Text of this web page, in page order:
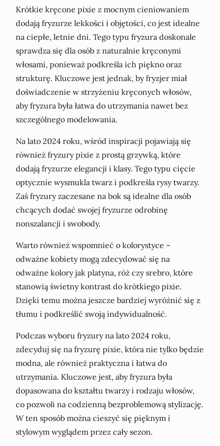
Krótkie kręcone pixie z mocnym cieniowaniem
dodają fryzurze lekkości i objętości, co jest idealne
na ciepłe, letnie dni. Tego typu fryzura doskonale
sprawdza się dla osób z naturalnie kręconymi
włosami, ponieważ podkreśla ich piękno oraz
strukturę. Kluczowe jest jednak, by fryzjer miał
doświadczenie w strzyżeniu kręconych włosów,
aby fryzura była łatwa do utrzymania nawet bez
szczególnego modelowania.
Na lato 2024 roku, wśród inspiracji pojawiają się
również fryzury pixie z prostą grzywką, które
dodają fryzurze elegancji i klasy. Tego typu cięcie
optycznie wysmukla twarz i podkreśla rysy twarzy.
Zaś fryzury zaczesane na bok są idealne dla osób
chcących dodać swojej fryzurze odrobinę
nonszalancji i swobody.
Warto również wspomnieć o kolorystyce –
odważne kobiety mogą zdecydować się na
odważne kolory jak platyna, róż czy srebro, które
stanowią świetny kontrast do krótkiego pixie.
Dzięki temu można jeszcze bardziej wyróżnić się z
tłumu i podkreślić swoją indywidualność.
Podczas wyboru fryzury na lato 2024 roku,
zdecyduj się na fryzurę pixie, która nie tylko będzie
modna, ale również praktyczna i łatwa do
utrzymania. Kluczowe jest, aby fryzura była
dopasowana do kształtu twarzy i rodzaju włosów,
co pozwoli na codzienną bezproblemową stylizację.
W ten sposób można cieszyć się pięknym i
stylowym wyglądem przez cały sezon.